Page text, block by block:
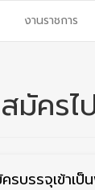
งานราชการ
สมัคร